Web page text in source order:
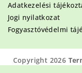
Adatkezelési
Jogi nyilatkozat
Fogyasztóvédelmi
Copyright 2026